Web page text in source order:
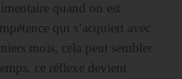
quand on est
qui s’acquiert avec
mois, cela peut sembler
ce réflexe devient